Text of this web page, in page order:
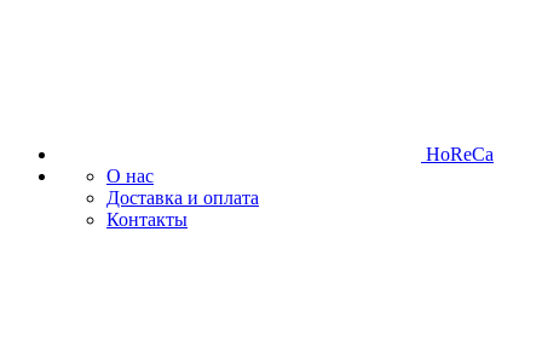
HoReCa
О нас
Доставка и оплата
Контакты